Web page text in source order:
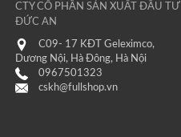
CTY CỔ PHẦN SẢN XUẤT ĐẦU TƯ
ĐỨC AN
C09- 17 KĐT Geleximco,
Dương Nội, Hà Đông, Hà Nội
0967501323
cskh@fullshop.vn